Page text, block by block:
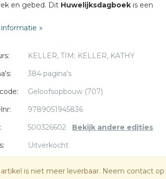
en gebed. Dit Huwelijksdagboek is een
in de context van het huwelijk. Het
(1950) was senior pastor van de Redeemer
titels van hem, waaronder de bestsellers
en De vrijgevige God.Kathy Keller
Het huwelijk
bestsellerHet huwelijk - Gods wijsheid over
KELLER, TIM; KELLER, KATHY
384 pagina's
Geloofsopbouw (707)
9789051945836
500326602 Bekijk andere edities
Uitverkocht
is niet meer leverbaar. Neem contact